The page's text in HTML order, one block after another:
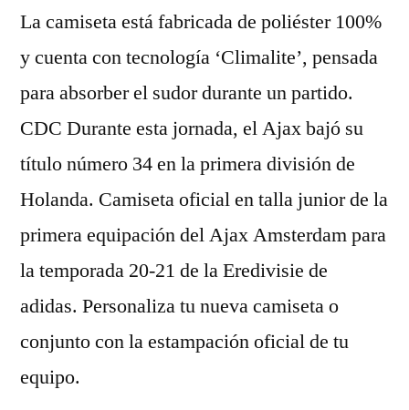
La camiseta está fabricada de poliéster 100%
y cuenta con tecnología ‘Climalite’, pensada
para absorber el sudor durante un partido.
CDC Durante esta jornada, el Ajax bajó su
título número 34 en la primera división de
Holanda. Camiseta oficial en talla junior de la
primera equipación del Ajax Amsterdam para
la temporada 20-21 de la Eredivisie de
adidas. Personaliza tu nueva camiseta o
conjunto con la estampación oficial de tu
equipo.